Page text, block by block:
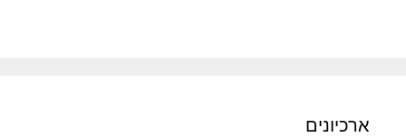
ארכיונים